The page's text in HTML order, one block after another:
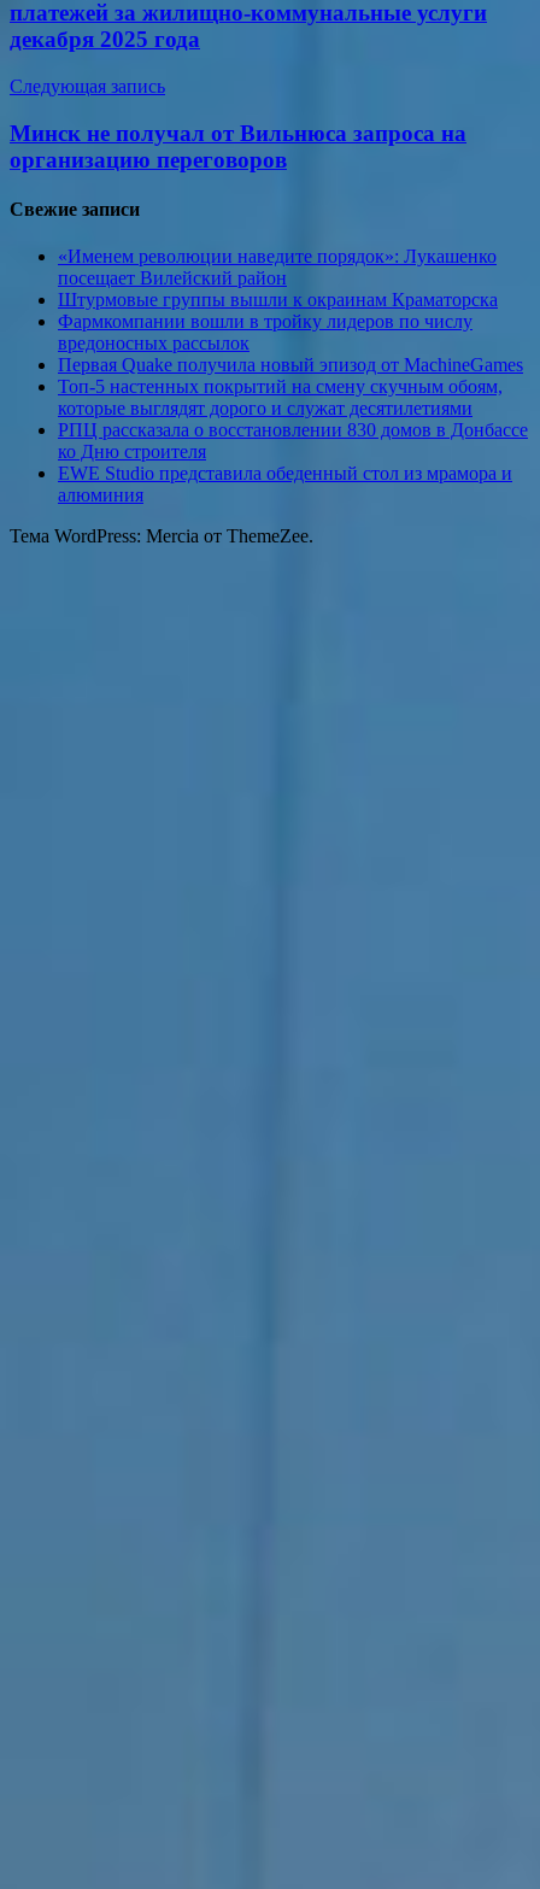
записям
платежей за жилищно-коммунальные услуги
декабря 2025 года
Следующая запись
Минск не получал от Вильнюса запроса на
организацию переговоров
Свежие записи
«Именем революции наведите порядок»: Лукашенко
посещает Вилейский район
Штурмовые группы вышли к окраинам Краматорска
Фармкомпании вошли в тройку лидеров по числу
вредоносных рассылок
Первая Quake получила новый эпизод от MachineGames
Топ-5 настенных покрытий на смену скучным обоям,
которые выглядят дорого и служат десятилетиями
РПЦ рассказала о восстановлении 830 домов в Донбассе
ко Дню строителя
EWE Studio представила обеденный стол из мрамора и
алюминия
Тема WordPress: Mercia от ThemeZee.